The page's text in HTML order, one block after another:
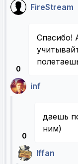
FireStream
0
Спасибо!
inf
0
даешь
ним)
Iffan